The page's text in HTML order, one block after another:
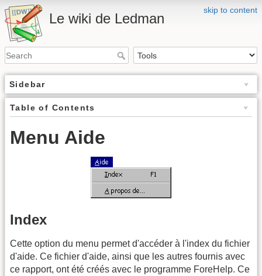
skip to content
Le wiki de Ledman
Sidebar
Table of Contents
Menu Aide
Index
Cette option du menu permet d'accéder à l'index du fichier
d'aide. Ce fichier d'aide, ainsi que les autres fournis avec
ce rapport, ont été créés avec le programme ForeHelp. Ce